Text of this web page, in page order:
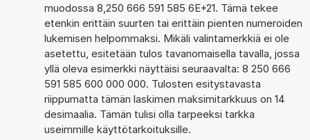
muodossa 8,250 666 591 585 6E+21. Tämä tekee
etenkin erittäin suurten tai erittäin pienten numeroiden
lukemisen helpommaksi. Mikäli valintamerkkiä ei ole
asetettu, esitetään tulos tavanomaisella tavalla, jossa
yllä oleva esimerkki näyttäisi seuraavalta: 8 250 666
591 585 600 000 000. Tulosten esitystavasta
riippumatta tämän laskimen maksimitarkkuus on 14
desimaalia. Tämän tulisi olla tarpeeksi tarkka
useimmille käyttötarkoituksille.